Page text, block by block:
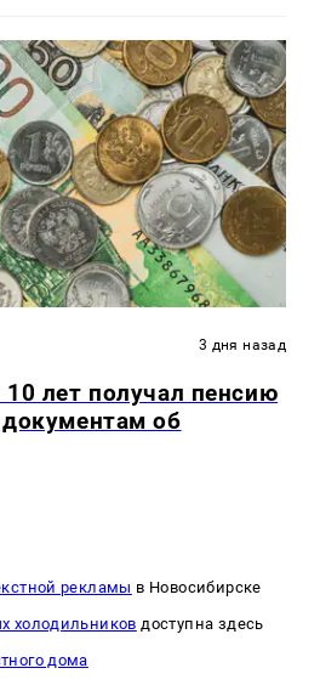
3 дня назад
лет получал пенсию
об
рекламы в Новосибирске
холодильников доступна здесь
дома